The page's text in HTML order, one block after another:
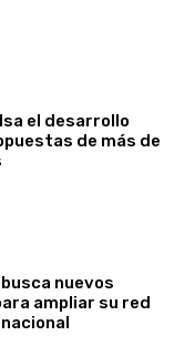
el desarrollo
de más de
nuevos
ampliar su red